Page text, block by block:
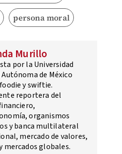
persona moral
Murillo
por la Universidad
de México
y swiftie.
reportera del
organismos
y banca multilateral
mercado de valores,
mercados globales.